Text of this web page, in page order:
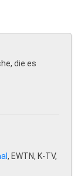
die es
, EWTN, K-TV,